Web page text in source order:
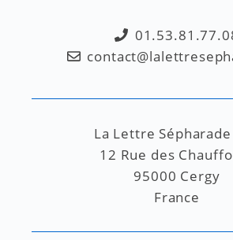
La Lettre Sépharade
12 Rue des
95000 Cergy
France